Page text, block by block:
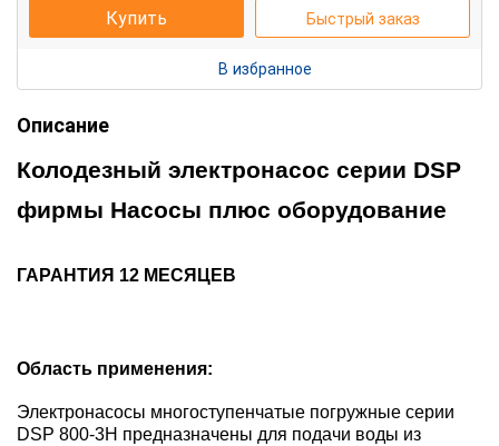
Купить Быстрый заказ
В избранное
Описание
Колодезный электронасос cерии DSP
фирмы Насосы плюс оборудование
ГАРАНТИЯ 12 МЕСЯЦЕВ
Область применения:
Электронасосы многоступенчатые погружные серии
DSP 800-3H предназначены для подачи воды из